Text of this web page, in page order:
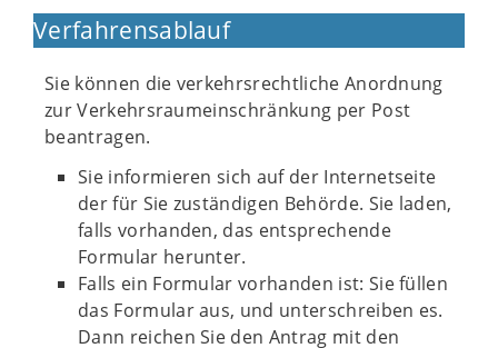
Verfahrensablauf
Sie können die verkehrsrechtliche Anordnung
zur Verkehrsraumeinschränkung per Post
beantragen.
Sie informieren sich auf der Internetseite
der für Sie zuständigen Behörde. Sie laden,
falls vorhanden, das entsprechende
Formular herunter.
Falls ein Formular vorhanden ist: Sie füllen
das Formular aus, und unterschreiben es.
Dann reichen Sie den Antrag mit den